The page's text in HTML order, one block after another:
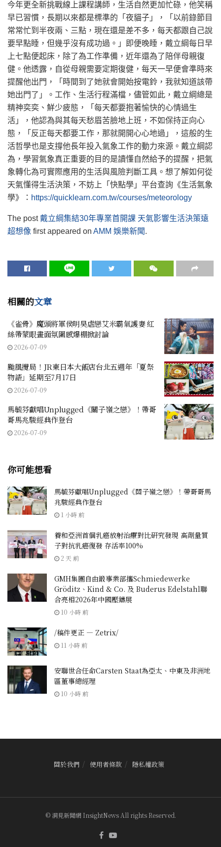
今年更全新挑戰線上課程講師，生活自然更加忙碌，他笑稱
早已習慣，長期以來都是標準的「夜貓子」，「以前錄節目
常常忙到半夜兩、三點，現在還是差不多，每天都跟自己說
要早點睡，但幾乎沒有成功過。」即便晚睡，戴立綱每日早
上七點便起床，除了為工作準備，近年還為了陪伴母親復
健。他透露，自從母親需要定期復健，每天一早便會準時來
提醒他出門，「時間到了她就會開始按電鈴，我就知道該帶
她出門了」。工作、生活行程滿檔，儘管如此，戴立綱總是
精神奕奕、鮮少疲態，「每天都要抱著愉快的心情過生
活」，他認為與其每天愁眉苦臉地上班，不如保持正向心
態，「反正每天都要工作，那就開開心心地過」，這般的生
活哲學也是支撐他長年投入氣象工作的動力來源。戴立綱認
為，學習氣象真正重要的目的是讀懂自然給予的提醒，把氣
象轉化為可實際應用的生活與風險判斷工具。想了解如何從
天氣懂得生活決策，不妨上「快點學」平台查詢《生活氣象
學》： https://quicklearn.com.tw/courses/meteorology
The post戴立綱集結30年專業首開課 天氣影響生活決策遠
超想像 first appeared on AMM 娛樂新聞.
相關的文章
《雀骨》魔頭將軍侯明昊虐戀艾米霸氣護妻 紅
絲帶蒙眼畫面氛圍感爆棚掀討論
2026-07-09
颱風攪局！JR東日本大飯店台北五週年「夏祭
物語」延期至7月17日
2026-07-09
馬毓芬獻唱Unplugged《關子嶺之戀》！帶哥
哥馬兆駿經典作登台
2026-07-09
你可能想看
馬毓芬獻唱Unplugged《關子嶺之戀》！帶哥哥馬
兆駿經典作登台
1 小時 前
養和亞洲首個乳癌放射治療對比研究發現 高劑量質
子對抗乳癌復發 存活率100%
2 天 前
GMH集團自由鍛事業部攜Schmiedewerke
Gröditz、Kind & Co. 及 Buderus Edelstahl聯
合亮相2026年中國壓鑄展
10 小時 前
/稿件更正 — Zetrix/
11 小時 前
安聯世合‌任命Carsten Staat為亞太、中東及非洲地
區董事總經理
10 小時 前
關於我們 使用者條款 隱私權政策
© 洞見新聞網 InsightNews All rights Reserved.